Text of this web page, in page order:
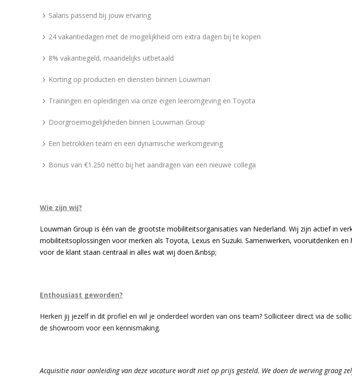
Salaris passend bij jouw ervaring
24 vakantiedagen met de mogelijkheid om extra dagen bij te kopen
8% vakantiegeld, maandelijks uitbetaald
Korting op producten en diensten binnen Louwman
Trainingen en opleidingen via onze eigen leeromgeving en Toyota
Doorgroeimogelijkheden binnen Louwman Group
Een betrokken team en een dynamische werkomgeving
Bonus van €1.250 netto bij het aandragen van een nieuwe collega
Wie zijn wij?
Louwman Group is één van de grootste mobiliteitsorganisaties van Nederland. Wij zijn actief in
mobiliteitsoplossingen voor merken als Toyota, Lexus en Suzuki. Samenwerken, vooruitdenken en
voor de klant staan centraal in alles wat wij doen.&nbsp;
Enthousiast geworden?
Herken jij jezelf in dit profiel en wil je onderdeel worden van ons team? Solliciteer direct via de
de showroom voor een kennismaking.
Acquisitie naar aanleiding van deze vacature wordt niet op prijs gesteld. We doen de werving graag